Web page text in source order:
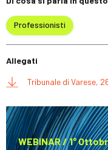
Professionisti
Allegati
Tribunale di Varese,
WEBINAR / 1°